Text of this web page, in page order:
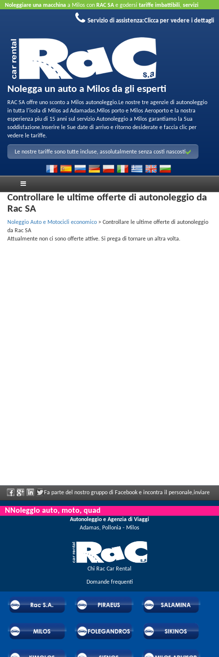
Noleggiare una macchina a Milos con RAC SA e godersi tariffe imbattibili, servizi
parco di qualita per noleggio
Non e necessaria la carta di credito.Servizio di assistenza:Clicca per vedere i dettagli
Nolegga un auto a Milos da gli esperti
RAC SA offre uno sconto a Milos autonoleggio.Le nostre tre agenzie di autonoleggio
in tutta l'isola di Milos ad Adamadas,Milos porto e Milos Aeroporto e la nostra
esperienza piu di 15 anni sul servizio Autonoleggio a Milos garantiamo la Sua
soddisfazione.Inserire le Sue date di arrivo e ritorno desiderate e faccia clic per
vedere le tariffe.
Le nostre tariffe sono tutte incluse, assolutalmente senza costi nascosti
Controllare le ultime offerte di autonoleggio da
Rac SA
Noleggio Auto e Motocicli economico > Controllare le ultime offerte di autonoleggio
da Rac SA
Attualmente non ci sono offerte attive. Si prega di tornare un altra volta.
Fa parte del nostro gruppo di Facebook e incontra il personale,inviare
le sue valutazioni e ne aproffita i grandi sconti e le offerte che vengono annunciati
NNoleggio auto, moto, quad
Autonoleggio e Agenzia di Viaggi
Adamas, Pollonia - Milos
Chi Rac Car Rental
Domande frequenti